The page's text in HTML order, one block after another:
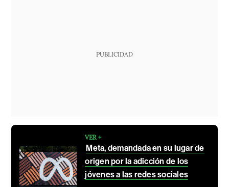
PUBLICIDAD
VER +
Meta, demandada en su lugar de
origen por la adicción de los
jóvenes a las redes sociales